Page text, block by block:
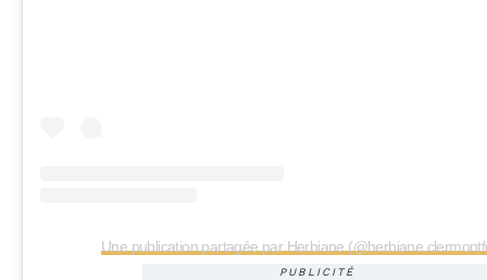
Une publication partagée par Herbiane
PUBLICITÉ